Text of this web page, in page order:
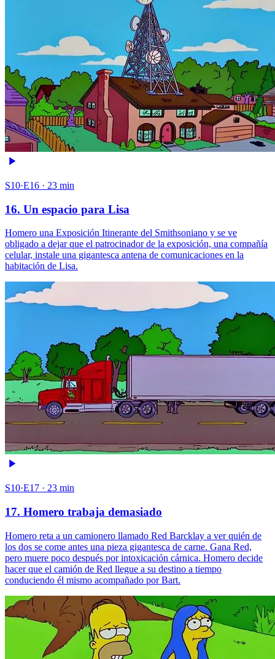
S10·E16 · 23 min
16. Un espacio para Lisa
Homero una Exposición Itinerante del Smithsoniano y se ve
obligado a dejar que el patrocinador de la exposición, una compañía
celular, instale una gigantesca antena de comunicaciones en la
habitación de Lisa.
S10·E17 · 23 min
17. Homero trabaja demasiado
Homero reta a un camionero llamado Red Barcklay a ver quién de
los dos se come antes una pieza gigantesca de carne. Gana Red,
pero muere poco después por intoxicación cárnica. Homero decide
hacer que el camión de Red llegue a su destino a tiempo
conduciendo él mismo acompañado por Bart.